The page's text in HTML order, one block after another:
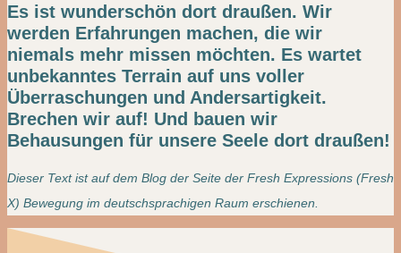
Es ist wunderschön dort draußen. Wir
werden Erfahrungen machen, die wir
niemals mehr missen möchten. Es wartet
unbekanntes Terrain auf uns voller
Überraschungen und Andersartigkeit.
Brechen wir auf! Und bauen wir
Behausungen für unsere Seele dort draußen!
Dieser Text ist auf dem Blog der Seite der Fresh Expressions (Fresh
X) Bewegung im deutschsprachigen Raum erschienen.